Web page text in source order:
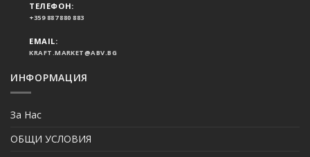
ТЕЛЕФОН:
+359 887 880 883
EMAIL:
KRAFT.MARKET@ABV.BG
ИНФОРМАЦИЯ
За Нас
ОБЩИ УСЛОВИЯ